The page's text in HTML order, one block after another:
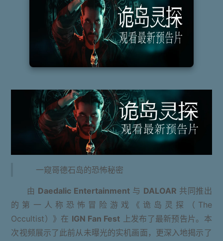
一窥哥德石岛的恐怖秘密
由 Daedalic Entertainment与 DALOAR 共同推出
的第一人称恐怖冒险游戏《诡岛灵探（The
Occultist）》在 IGN Fan Fest 上发布了最新预告片。本
次视频展示了此前从未曝光的实机画面，更深入地揭示了